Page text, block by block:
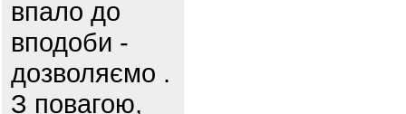
впало до
вподоби -
дозволяємо .
З повагою,